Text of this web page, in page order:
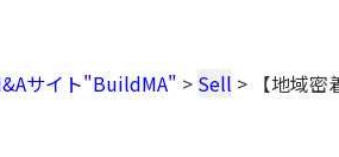
サイト"BuildMA" > Sell > 【地域